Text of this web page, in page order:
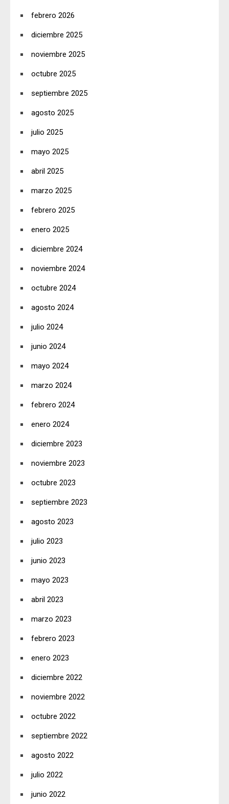
febrero 2026
diciembre 2025
noviembre 2025
octubre 2025
septiembre 2025
agosto 2025
julio 2025
mayo 2025
abril 2025
marzo 2025
febrero 2025
enero 2025
diciembre 2024
noviembre 2024
octubre 2024
agosto 2024
julio 2024
junio 2024
mayo 2024
marzo 2024
febrero 2024
enero 2024
diciembre 2023
noviembre 2023
octubre 2023
septiembre 2023
agosto 2023
julio 2023
junio 2023
mayo 2023
abril 2023
marzo 2023
febrero 2023
enero 2023
diciembre 2022
noviembre 2022
octubre 2022
septiembre 2022
agosto 2022
julio 2022
junio 2022